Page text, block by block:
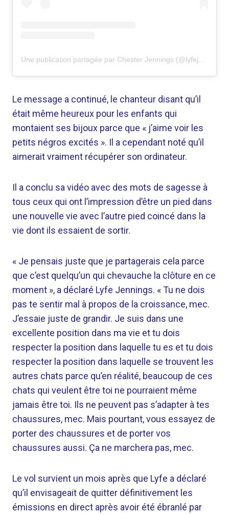
Le message a continué, le chanteur disant qu’il
était même heureux pour les enfants qui
montaient ses bijoux parce que « j’aime voir les
petits négros excités ». Il a cependant noté qu’il
aimerait vraiment récupérer son ordinateur.
Il a conclu sa vidéo avec des mots de sagesse à
tous ceux qui ont l’impression d’être un pied dans
une nouvelle vie avec l’autre pied coincé dans la
vie dont ils essaient de sortir.
« Je pensais juste que je partagerais cela parce
que c’est quelqu’un qui chevauche la clôture en ce
moment », a déclaré Lyfe Jennings. « Tu ne dois
pas te sentir mal à propos de la croissance, mec.
J’essaie juste de grandir. Je suis dans une
excellente position dans ma vie et tu dois
respecter la position dans laquelle tu es et tu dois
respecter la position dans laquelle se trouvent les
autres chats parce qu’en réalité, beaucoup de ces
chats qui veulent être toi ne pourraient même
jamais être toi. Ils ne peuvent pas s’adapter à tes
chaussures, mec. Mais pourtant, vous essayez de
porter des chaussures et de porter vos
chaussures aussi. Ça ne marchera pas, mec.
Le vol survient un mois après que Lyfe a déclaré
qu’il envisageait de quitter définitivement les
émissions en direct après avoir été ébranlé par